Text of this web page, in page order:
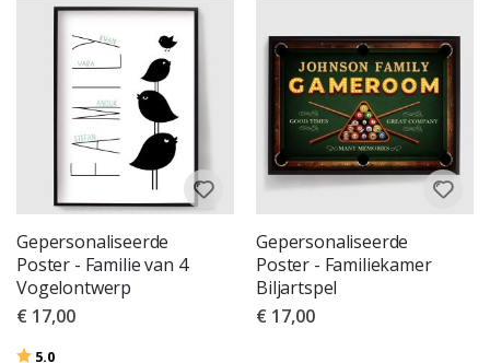
Gepersonaliseerde
Poster - Familie van 4
Vogelontwerp
€ 17,00
Beoordeling:
5.0
Gepersonaliseerde
Poster - Familiekamer
Biljartspel
€ 17,00